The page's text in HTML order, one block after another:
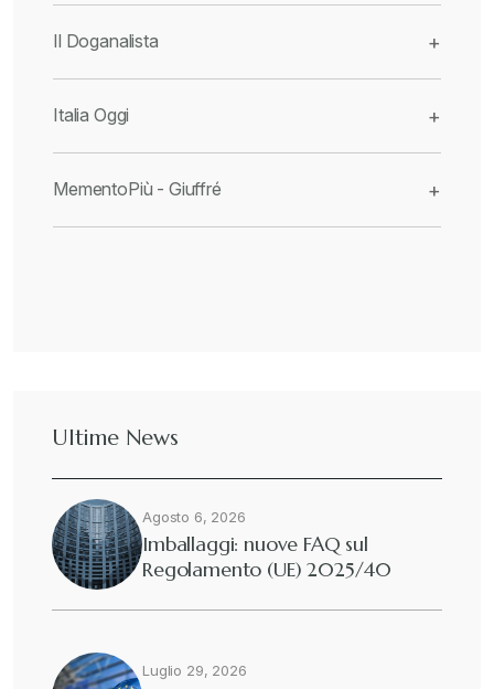
Il Doganalista +
Italia Oggi +
MementoPiù - Giuffré +
Ultime News
Agosto 6, 2026
Imballaggi: nuove FAQ sul
Regolamento (UE) 2025/40
Luglio 29, 2026